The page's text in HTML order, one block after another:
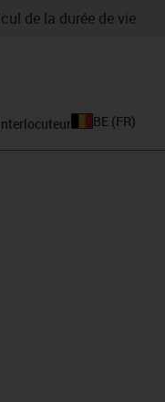
de la durée de vie
BE (FR)